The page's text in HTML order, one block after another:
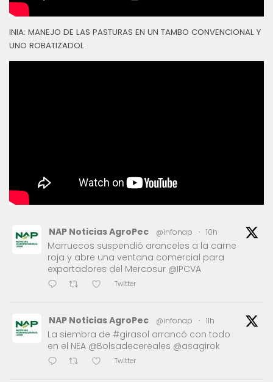
INIA: MANEJO DE LAS PASTURAS EN UN TAMBO CONVENCIONAL Y
UNO ROBATIZADOL
NAP Noticias AgroPec @infonap · 10h
Marruecos suspendió aranceles a la carne
roja y abre una ventana comercial para
exportadores del Mercosur @IPCVA
Twitter
NAP Noticias AgroPec @infonap · 11h
La siembra de #girasol arrancó con todo
en el NEA @Bolsadecereales @asagirok
Twitter